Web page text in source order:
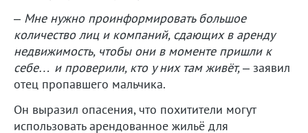
– Мне нужно проинформировать большое
количество лиц и компаний, сдающих в аренду
недвижимость, чтобы они в моменте пришли к
себе… и проверили, кто у них там живёт,– заявил
отец пропавшего мальчика.
Он выразил опасения, что похитители могут
использовать арендованное жильё для